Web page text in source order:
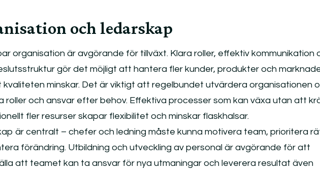
och ledarskap
organisation är avgörande för tillväxt. Klara roller, effektiv kommunikation
gör det möjligt att hantera fler kunder, produkter och
minskar. Det är viktigt att regelbundet utvärdera organisationen
roller och ansvar efter behov. Effektiva processer som kan växa utan att
fler resurser skapar flexibilitet och minskar flaskhalsar.
är centralt – chefer och ledning måste kunna motivera team, prioritera
förändring. Utbildning och utveckling av personal är avgörande för att
att teamet kan ta ansvar för nya utmaningar och leverera resultat även